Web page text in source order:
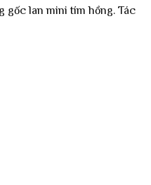
gốc lan mini tím hồng. Tác